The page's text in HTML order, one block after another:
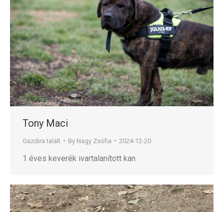
Tony Maci
Gazdira talált By Nagy Zsófia 2024-12-20
1 éves keverék ivartalanított kan